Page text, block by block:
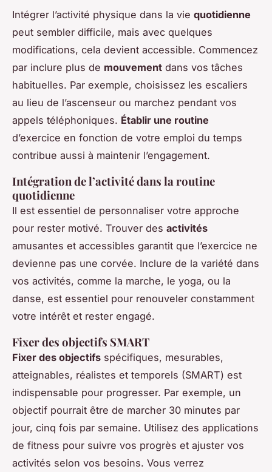
Intégrer l’activité physique dans la vie quotidienne
peut sembler difficile, mais avec quelques
modifications, cela devient accessible. Commencez
par inclure plus de mouvement dans vos tâches
habituelles. Par exemple, choisissez les escaliers
au lieu de l’ascenseur ou marchez pendant vos
appels téléphoniques. Établir une routine
d’exercice en fonction de votre emploi du temps
contribue aussi à maintenir l’engagement.
Intégration de l’activité dans la routine
quotidienne
Il est essentiel de personnaliser votre approche
pour rester motivé. Trouver des activités
amusantes et accessibles garantit que l’exercice ne
devienne pas une corvée. Inclure de la variété dans
vos activités, comme la marche, le yoga, ou la
danse, est essentiel pour renouveler constamment
votre intérêt et rester engagé.
Fixer des objectifs SMART
Fixer des objectifs spécifiques, mesurables,
atteignables, réalistes et temporels (SMART) est
indispensable pour progresser. Par exemple, un
objectif pourrait être de marcher 30 minutes par
jour, cinq fois par semaine. Utilisez des applications
de fitness pour suivre vos progrès et ajuster vos
activités selon vos besoins. Vous verrez